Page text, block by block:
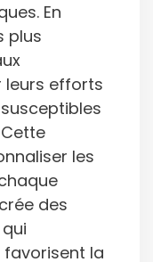
En
plus
leurs efforts
les
des
la